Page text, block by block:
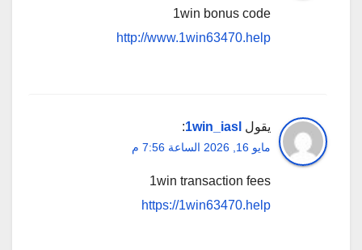
1win bonus code
http://www.1win63470.help
يقول 1win_iasl
:
مايو 16, 2026 الساعة 7:56 م
1win transaction fees
https://1win63470.help